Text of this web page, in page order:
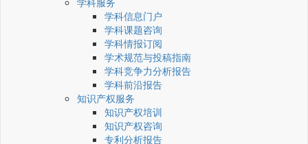
学科信息门户
学科课题咨询
学科情报订阅
学术规范与投稿指南
学科竞争力分析报告
学科前沿报告
知识产权服务
知识产权培训
知识产权咨询
专利分析报告